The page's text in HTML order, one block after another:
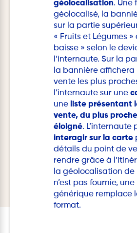
géolocalisation. Une
géolocalisé, la
sur la partie
« Fruits et Légumes »
baisse » selon le
l’internaute. Sur la
la bannière affichera
vente les plus
l’internaute sur une
une liste présentant
vente, du plus
éloigné. L’internaute
interagir sur la carte
détails du point de
rendre grâce à
la géolocalisation de
n’est pas fournie,
générique remplace
format.